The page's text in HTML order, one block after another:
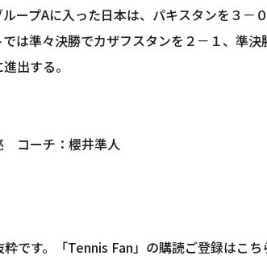
ープAに入った日本は、パキスタンを３－
は準々決勝でカザフスタンを２－１、準
出する。
コーチ：櫻井準人
です。「Tennis Fan」の購読ご登録はこち